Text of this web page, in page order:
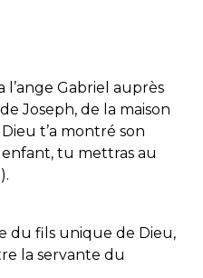
l’ange Gabriel auprès
Joseph, de la maison
Dieu t’a montré son
tu mettras au
du fils unique de Dieu,
la servante du